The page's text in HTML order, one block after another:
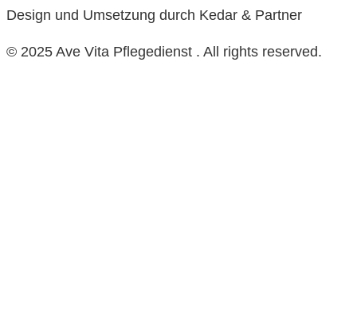
Design und Umsetzung durch Kedar & Partner
© 2025 Ave Vita Pflegedienst . All rights reserved.